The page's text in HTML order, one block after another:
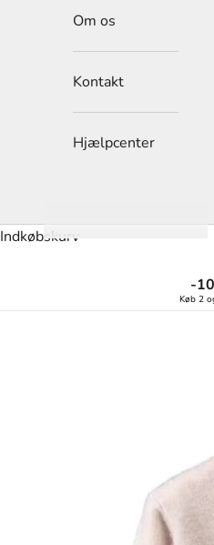
Om os
Kontakt
Hjælpcenter
Indkøbskurv
-
Køb 2